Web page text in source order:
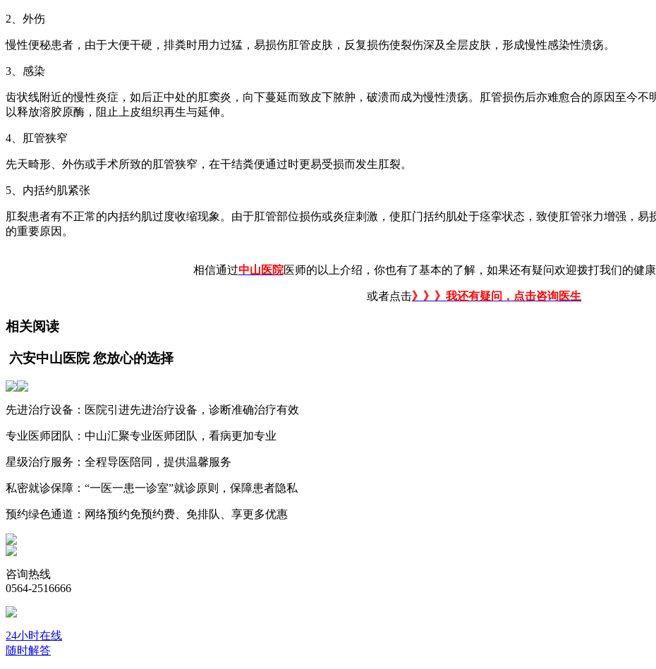
2、外伤
慢性便秘患者，由于大便干硬，排粪时用力过猛，易损伤肛管皮肤，反复损伤使裂伤深及全层皮肤，形成慢性感染性溃疡。
3、感染
齿状线附近的慢性炎症，如后正中处的肛窦炎，向下蔓延而致皮下脓肿，破溃而成为慢性溃疡。肛管损伤后亦难愈合的原因至今
以释放溶胶原酶，阻止上皮组织再生与延伸。
4、肛管狭窄
先天畸形、外伤或手术所致的肛管狭窄，在干结粪便通过时更易受损而发生肛裂。
5、内括约肌紧张
肛裂患者有不正常的内括约肌过度收缩现象。由于肛管部位损伤或炎症刺激，使肛门括约肌处于痉挛状态，致使肛管张力增强，
的重要原因。
相信通过中山医院医师的以上介绍，你也有了基本的了解，如果还有疑问欢迎拨打我们的健
或者点击》》》我还有疑问，点击咨询医生
相关阅读
六安中山医院 您放心的选择
先进治疗设备： 医院引进先进治疗设备，诊断准确治疗有效
专业医师团队： 中山汇聚专业医师团队，看病更加专业
星级治疗服务： 全程导医陪同，提供温馨服务
私密就诊保障： “一医一患一诊室”就诊原则，保障患者隐私
预约绿色通道： 网络预约免预约费、免排队、享更多优惠
咨询热线
0564-2516666
24小时在线
随时解答